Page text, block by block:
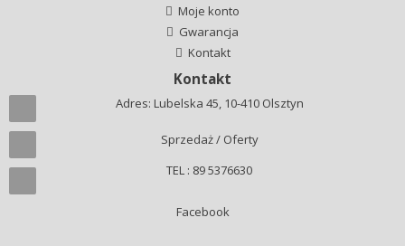
Moje konto
Gwarancja
Kontakt
Kontakt
Adres: Lubelska 45, 10-410 Olsztyn
Sprzedaż / Oferty
TEL : 89 5376630
Facebook